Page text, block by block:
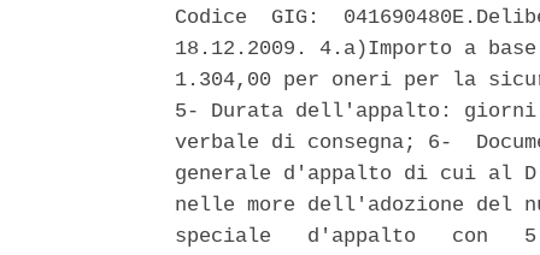
Codice  GIG:
18.12.2009. 4.a)Importo a
1.304,00 per oneri per la
5- Durata dell'appalto:
verbale di consegna; 6-
generale d'appalto di cui al
nelle more dell'adozione del
speciale   d'appalto   con